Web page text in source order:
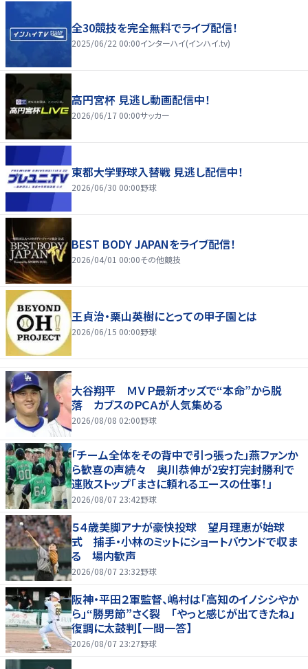
全30競技を完全無料でライブ配信！
2025/06/22 00:00インターハイ(インハイ.tv)
高円宮杯 見逃し動画配信中！
2026/06/17 00:00サッカー
東都大学野球入替戦 見逃し配信中！
2026/06/30 00:00野球
BEST BODY JAPANをライブ配信！
2026/04/01 00:00その他競技
王貞治・栗山英樹にとっての甲子園とは
2026/06/15 00:00野球
大谷翔平 ＭＶＰ最新オッズで“本命”から脱
落 カブスのＰＣＡが人気集める
2026/08/08 02:00野球
「チーム全体をその背中で引っ張った」燕ファンか
ら歓喜の声続々 奥川恭伸が2安打完封勝利で
連敗ストップ「まさに頼れるエースの仕事！」
2026/08/07 23:42野球
５４歳美脚アナが豪快投球 望月理恵が始球
式 捕手・小林のミットにショートバウンドで収ま
る 場内歓声
2026/08/07 23:32野球
阪神・平田２軍監督、嶋村は「高知のイノシシやか
ら」“勝男節”さく裂 「やっと感じが出てきたね」
復調に太鼓判【一問一答】
2026/08/07 23:27野球